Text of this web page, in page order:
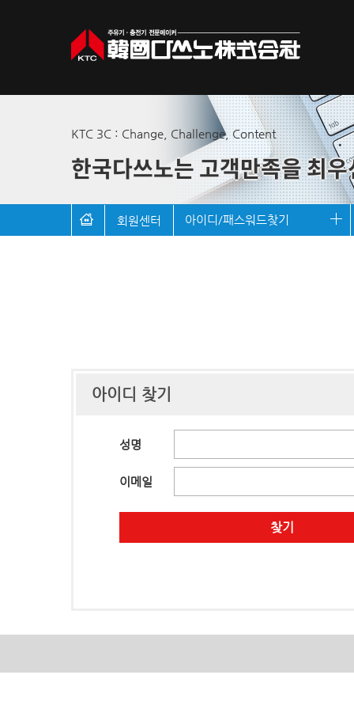
KTC 3C : Change, Challenge, Content
한국다쓰노는 고객만족을 최
회원센터 아이디/패스워드찾기
아이디 찾기
성명
이메일
찾기